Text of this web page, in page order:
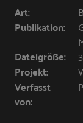
Art:
Publikation:
Dateigröße:
Projekt:
Verfasst
von: